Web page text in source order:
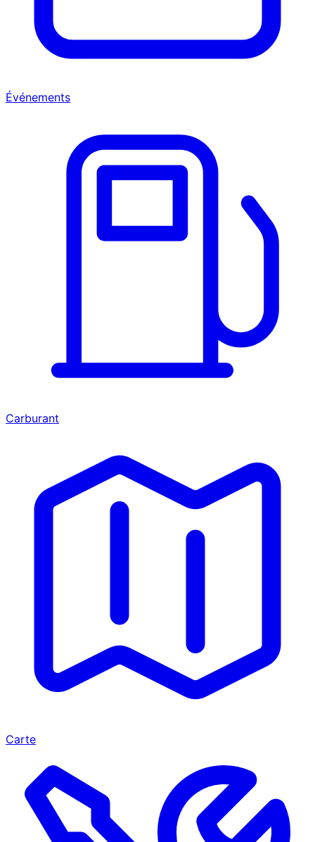
Événements
Carburant
Carte